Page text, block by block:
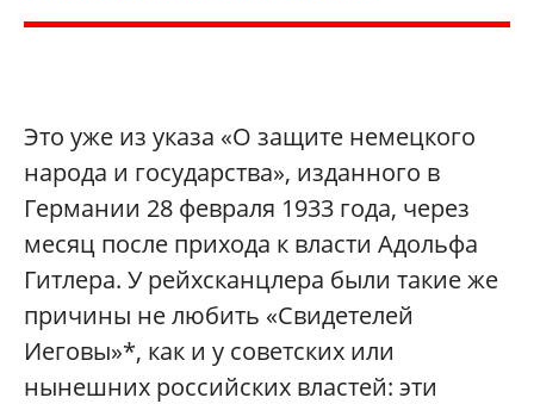
Это уже из указа «О защите немецкого
народа и государства», изданного в
Германии 28 февраля 1933 года, через
месяц после прихода к власти Адольфа
Гитлера. У рейхсканцлера были такие же
причины не любить «Свидетелей
Иеговы»*, как и у советских или
нынешних российских властей: эти